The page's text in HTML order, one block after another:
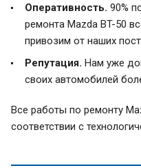
Оперативность. 90%
ремонта Mazda BT-50
привозим от наших
Репутация. Нам уже
своих автомобилей
Все работы по ремонту
соответствии с